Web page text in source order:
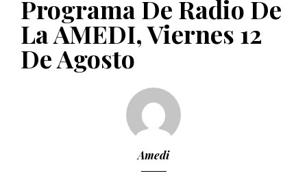
PUBLICADO EL 5 ENERO, 2023
Programa De Radio De
La AMEDI, Viernes 12
De Agosto
Amedi